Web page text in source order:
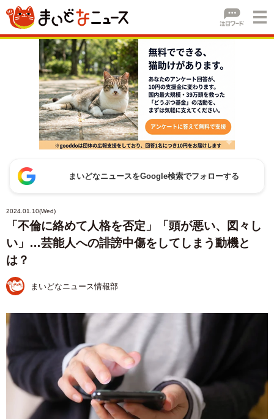
まいどなニュースをGoogle検索でフォローする
2024.01.10(Wed)
「不倫に絡めて人格を否定」「頭が悪い、図々し
い」…芸能人への誹謗中傷をしてしまう動機と
は？
まいどなニュース情報部